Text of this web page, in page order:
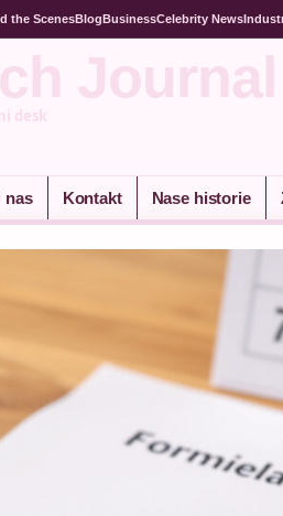
the ScenesBlogBusinessCelebrity News
Journal
desk
nas Kontakt Nase historie